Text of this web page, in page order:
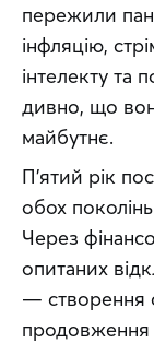
пережили
інфляцію,
інтелекту та
дивно, що
майбутнє.
П'ятий рік
обох
Через
опитаних
— створення
продовження